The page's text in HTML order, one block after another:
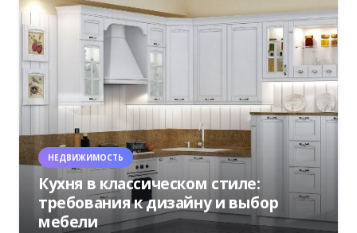
НЕДВИЖИМОСТЬ
Кухня в классическом стиле:
требования к дизайну и выбор
мебели